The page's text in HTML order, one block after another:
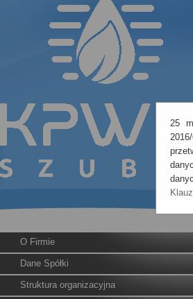
O Firmie
Dane Spółki
Struktura organizacyjna
25